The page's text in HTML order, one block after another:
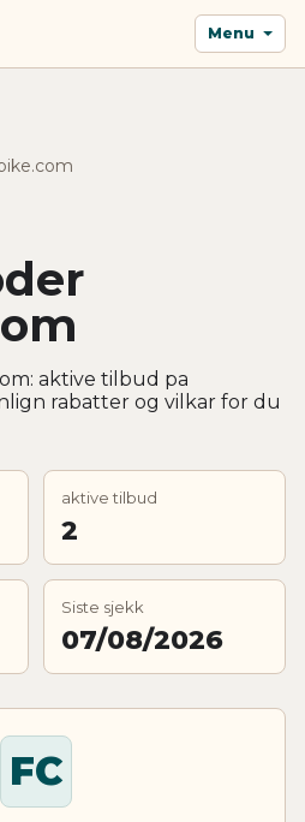
Menu
aktive tilbud pa
rabatter og vilkar for du
aktive tilbud
2
Siste sjekk
07/08/2026
FC